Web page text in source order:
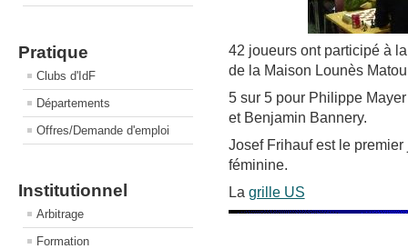
Pratique
Clubs d'IdF
Départements
Offres/Demande d'emploi
Institutionnel
Arbitrage
Formation
42 joueurs ont participé à
de la Maison Lounès
5 sur 5 pour Philippe
et Benjamin Bannery.
Josef Frihauf est le
féminine.
La grille US